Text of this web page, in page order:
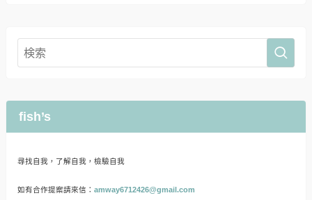
fish’s
尋找自我，了解自我，檢驗自我
如有合作提案請來信： amway6712426@gmail.com